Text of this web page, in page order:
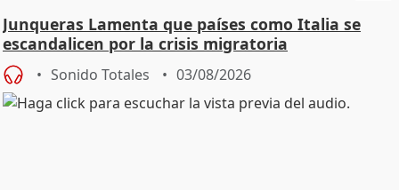
Junqueras Lamenta que países como Italia se
escandalicen por la crisis migratoria
Sonido Totales 03/08/2026